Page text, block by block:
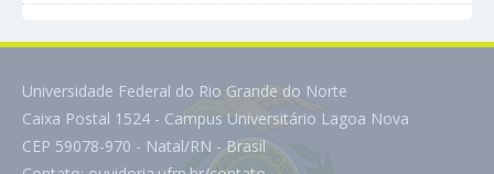
Universidade Federal do Rio Grande do Norte
Caixa Postal 1524 - Campus Universitário Lagoa Nova
CEP 59078-970 - Natal/RN - Brasil